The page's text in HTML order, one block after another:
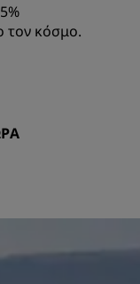
τον κόσμο.